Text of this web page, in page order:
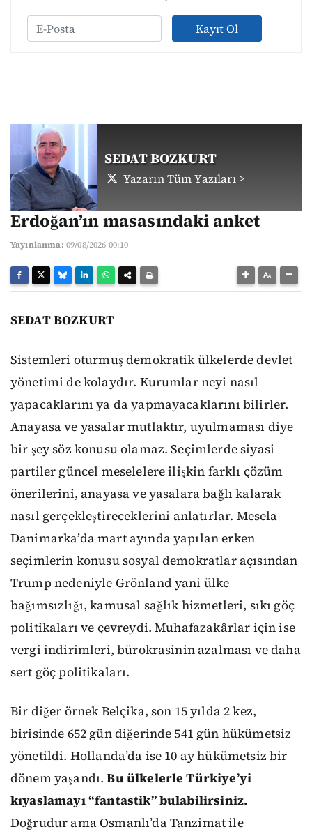
Kayıt Ol
SEDAT BOZKURT
Yazarın Tüm Yazıları >
Erdoğan’ın masasındaki anket
Yayınlanma: 09/08/2026 00:10
SEDAT BOZKURT
Sistemleri oturmuş demokratik ülkelerde devlet
yönetimi de kolaydır. Kurumlar neyi nasıl
yapacaklarını ya da yapmayacaklarını bilirler.
Anayasa ve yasalar mutlaktır, uyulmaması diye
bir şey söz konusu olamaz. Seçimlerde siyasi
partiler güncel meselelere ilişkin farklı çözüm
önerilerini, anayasa ve yasalara bağlı kalarak
nasıl gerçekleştireceklerini anlatırlar. Mesela
Danimarka’da mart ayında yapılan erken
seçimlerin konusu sosyal demokratlar açısından
Trump nedeniyle Grönland yani ülke
bağımsızlığı, kamusal sağlık hizmetleri, sıkı göç
politikaları ve çevreydi. Muhafazakârlar için ise
vergi indirimleri, bürokrasinin azalması ve daha
sert göç politikaları.
Bir diğer örnek Belçika, son 15 yılda 2 kez,
birisinde 652 gün diğerinde 541 gün hükümetsiz
yönetildi. Hollanda’da ise 10 ay hükümetsiz bir
dönem yaşandı.Bu ülkelerle Türkiye’yi
kıyaslamayı “fantastik” bulabilirsiniz.
Doğrudur ama Osmanlı’da Tanzimat ile